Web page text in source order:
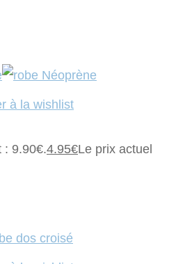
à la wishlist
: 9.90€.4.95€Le prix actuel